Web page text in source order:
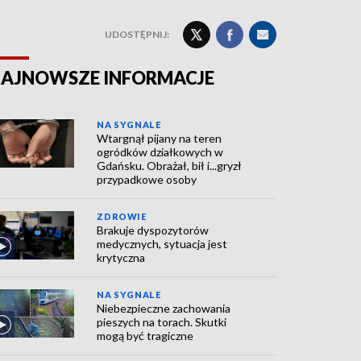
UDOSTĘPNIJ:
INFORMACJE
NA SYGNALE
Wtargnął pijany na teren
ogródków działkowych w
Gdańsku. Obrażał, bił i...gryzł
przypadkowe osoby
ZDROWIE
Brakuje dyspozytorów
medycznych, sytuacja jest
krytyczna
NA SYGNALE
Niebezpieczne zachowania
pieszych na torach. Skutki
mogą być tragiczne